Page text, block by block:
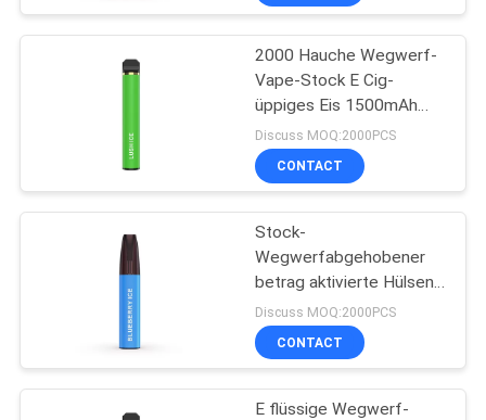
UNS
AUSFLUG
QUALITÄTSKONTROLLE
FORDERN
ZITAT
Wegwerf-Vape-Stift
34
Wegwerf-Vape-
Hülsen-Gerät
36
2000 Hauche Wegwerf-
Vape-Stock E Cig-
üppiges Eis 1500mAh
1.8Ω
Discuss MOQ:2000PCS
CONTACT
Stock-
Wegwerfabgehobener
betrag aktivierte Hülsen
Vape 3.5mL 400mAh
1200 stößt luft
Discuss MOQ:2000PCS
CONTACT
E flüssige Wegwerf-